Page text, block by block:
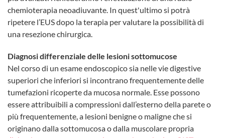
chemioterapia neoadiuvante. In quest'ultimo si potrà
ripetere l’EUS dopo la terapia per valutare la possibilità di
una resezione chirurgica.
Diagnosi differenziale delle lesioni sottomucose
Nel corso di un esame endoscopico sia nelle vie digestive
superiori che inferiori si incontrano frequentemente delle
tumefazioni ricoperte da mucosa normale. Esse possono
essere attribuibili a compressioni dall’esterno della parete o
più frequentemente, a lesioni benigne o maligne che si
originano dalla sottomucosa o dalla muscolare propria